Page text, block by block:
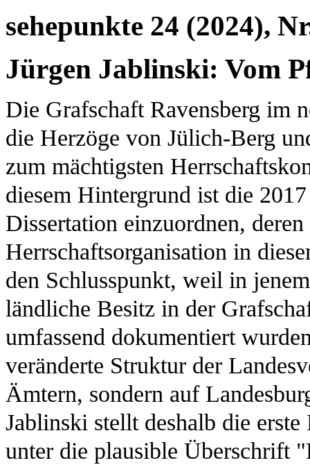
sehepunkte 24 (2024),
Jürgen Jablinski: Vom
Die Grafschaft Ravensberg im
die Herzöge von Jülich-Berg
zum mächtigsten
diesem Hintergrund ist die
Dissertation einzuordnen,
Herrschaftsorganisation in
den Schlusspunkt, weil in
ländliche Besitz in der
umfassend dokumentiert
veränderte Struktur der
Ämtern, sondern auf
Jablinski stellt deshalb die erste
unter die plausible Überschrift